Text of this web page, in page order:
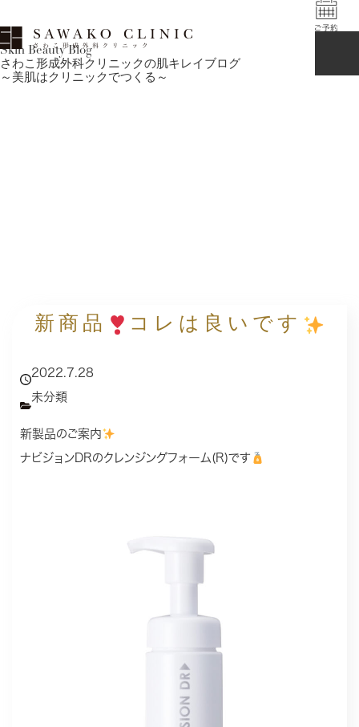
Skin Beauty Blog
さわこ形成外科クリニックの肌キレイブログ
～美肌はクリニックでつくる～
新商品 コレは良いです
2022.7.28
未分類
新製品のご案内
ナビジョンDRのクレンジングフォーム(R)です